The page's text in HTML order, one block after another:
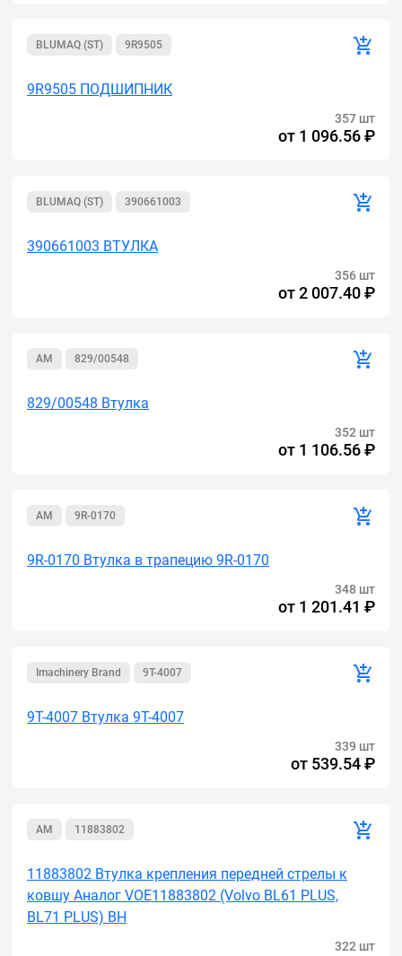
BLUMAQ (ST) 9R9505
9R9505 ПОДШИПНИК
357 шт
от 1 096.56 ₽
BLUMAQ (ST) 390661003
390661003 ВТУЛКА
356 шт
от2 007.40 ₽
AM 829/00548
829/00548 Втулка
352 шт
от 1 106.56 ₽
AM 9R-0170
9R-0170 Втулка в трапецию 9R-0170
348 шт
от 1 201.41 ₽
Imachinery Brand 9T-4007
9T-4007 Втулка 9T-4007
339 шт
от 539.54 ₽
AM 11883802
11883802 Втулка крепления передней стрелы к
ковшу Аналог VOE11883802 (Volvo BL61 PLUS,
BL71 PLUS) BH
322 шт